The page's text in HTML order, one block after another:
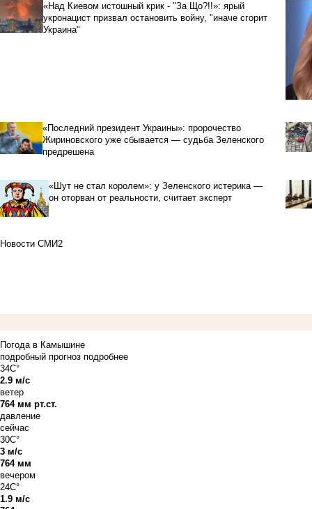
«Над Киевом истошный крик - "За Що?!!»: ярый
укронацист призвал остановить войну, "иначе сгорит
Украина"
«Последний президент Украины»: пророчество
Жириновского уже сбывается — судьба Зеленского
предрешена
«Шут не стал королем»: у Зеленского истерика —
он оторван от реальности, считает эксперт
Новости СМИ2
Погода в Камышине
подробный прогноз подробнее
34C°
2.9 м/с
ветер
764 мм рт.ст.
давление
сейчас
30C°
3 м/с
764 мм
вечером
24C°
1.9 м/с